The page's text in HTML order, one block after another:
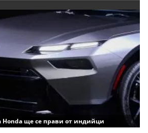
Honda ще се прави от индийци